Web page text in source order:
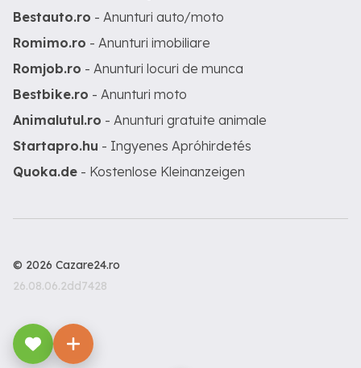
Bestauto.ro - Anunturi auto/moto
Romimo.ro - Anunturi imobiliare
Romjob.ro - Anunturi locuri de munca
Bestbike.ro - Anunturi moto
Animalutul.ro - Anunturi gratuite animale
Startapro.hu - Ingyenes Apróhirdetés
Quoka.de - Kostenlose Kleinanzeigen
© 2026 Cazare24.ro
26.08.06.2dd7428